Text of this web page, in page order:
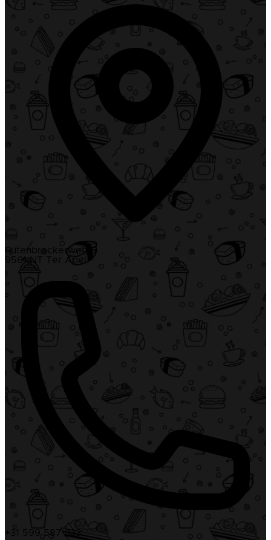
Rütenbrockerweg 5
9561 NT Ter Apel
+31 599 587 333